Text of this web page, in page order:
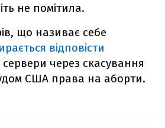
не помітила.
що називає себе
відповісти
через скасування
США права на аборти.